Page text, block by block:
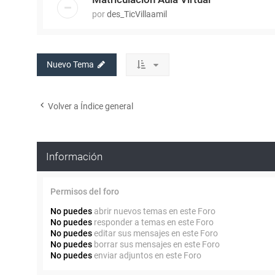
pordes_TicVillaamil
Nuevo Tema
Volver a Índice general
Información
Permisos del foro
No puedes abrir nuevos temas en este Foro
No puedes responder a temas en este Foro
No puedeseditar sus mensajes en este Foro
No puedes borrar sus mensajes en este Foro
No puedesenviar adjuntos en este Foro